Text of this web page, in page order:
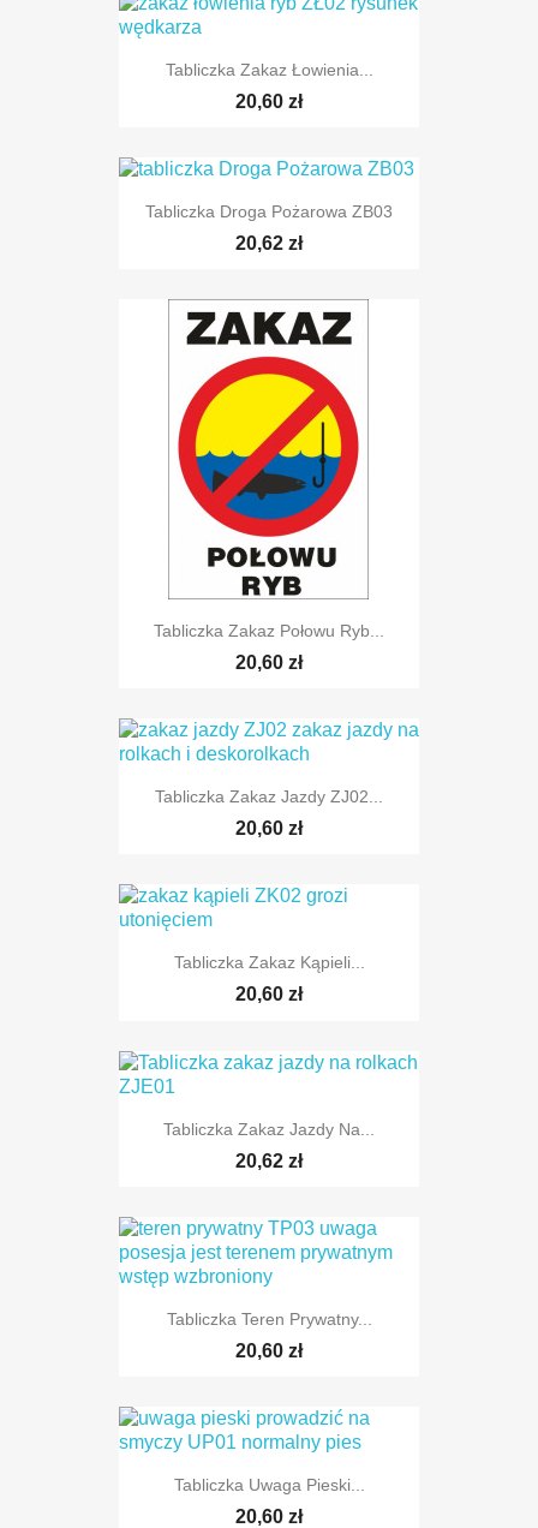
Tabliczka Zakaz Łowienia...
20,60 zł
Tabliczka Droga Pożarowa ZB03
20,62 zł
Tabliczka Zakaz Połowu Ryb...
20,60 zł
Tabliczka Zakaz Jazdy ZJ02...
20,60 zł
Tabliczka Zakaz Kąpieli...
20,60 zł
Tabliczka Zakaz Jazdy Na...
20,62 zł
Tabliczka Teren Prywatny...
20,60 zł
Tabliczka Uwaga Pieski...
20,60 zł